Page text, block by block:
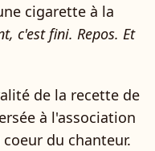
cigarette à la
c'est fini. Repos. Et
de la recette de
à l'association
coeur du chanteur.